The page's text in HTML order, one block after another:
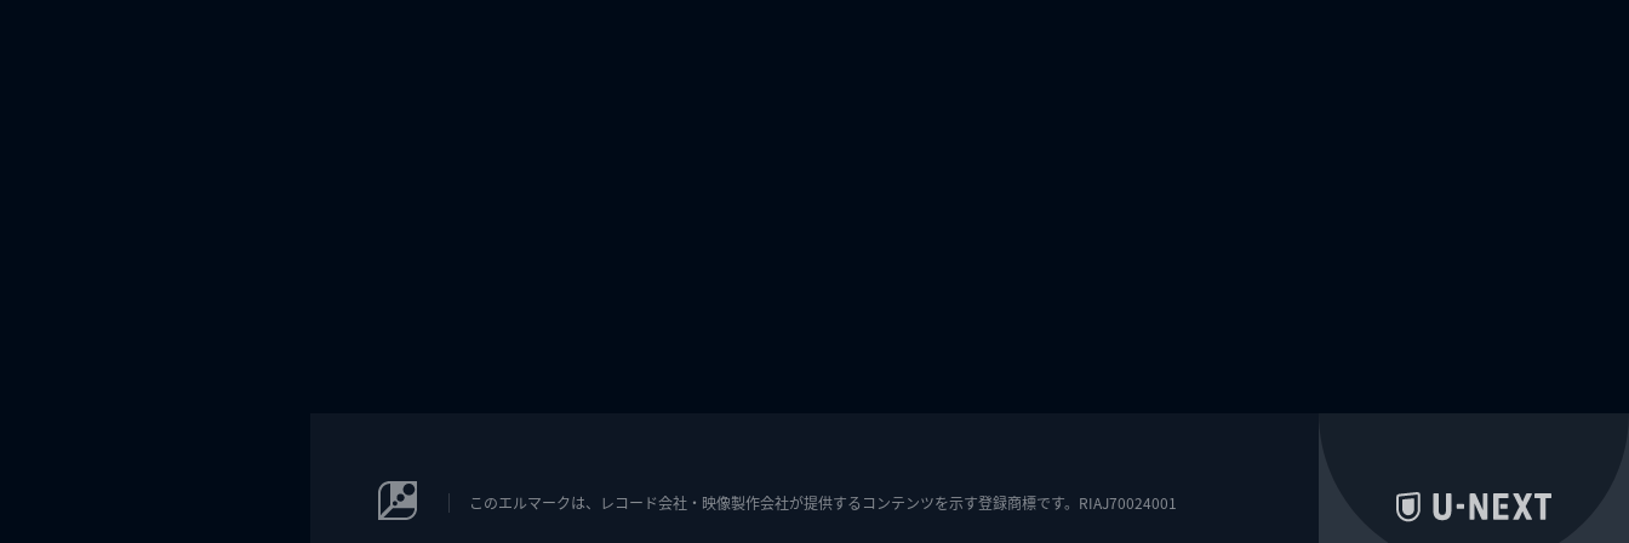
このエルマークは、レコード会社・映像製作会社が提供するコンテンツを示す登録商標です。RIAJ70024001